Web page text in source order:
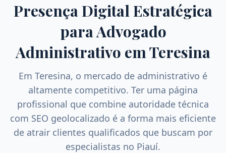
Presença Digital Estratégica
paraAdvogado
Administrativo emTeresina
Em Teresina, o mercado de administrativo é
altamente competitivo. Ter uma página
profissional que combine autoridade técnica
com SEO geolocalizado é a forma mais eficiente
de atrair clientes qualificados que buscam por
especialistas no Piauí.